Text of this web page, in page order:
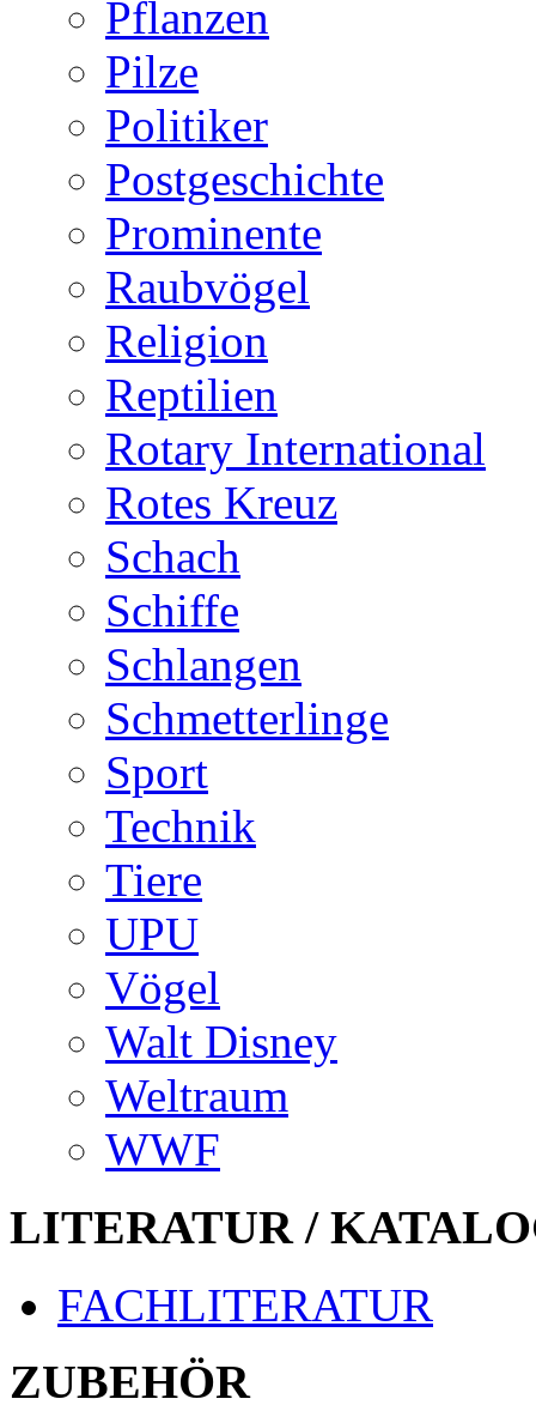
Pflanzen
Pilze
Politiker
Postgeschichte
Prominente
Raubvögel
Religion
Reptilien
Rotary International
Rotes Kreuz
Schach
Schiffe
Schlangen
Schmetterlinge
Sport
Technik
Tiere
UPU
Vögel
Walt Disney
Weltraum
WWF
LITERATUR /
FACHLITERATUR
ZUBEHÖR